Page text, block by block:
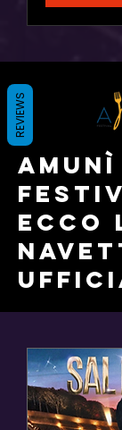
Amunì
ecco
REVIEWS